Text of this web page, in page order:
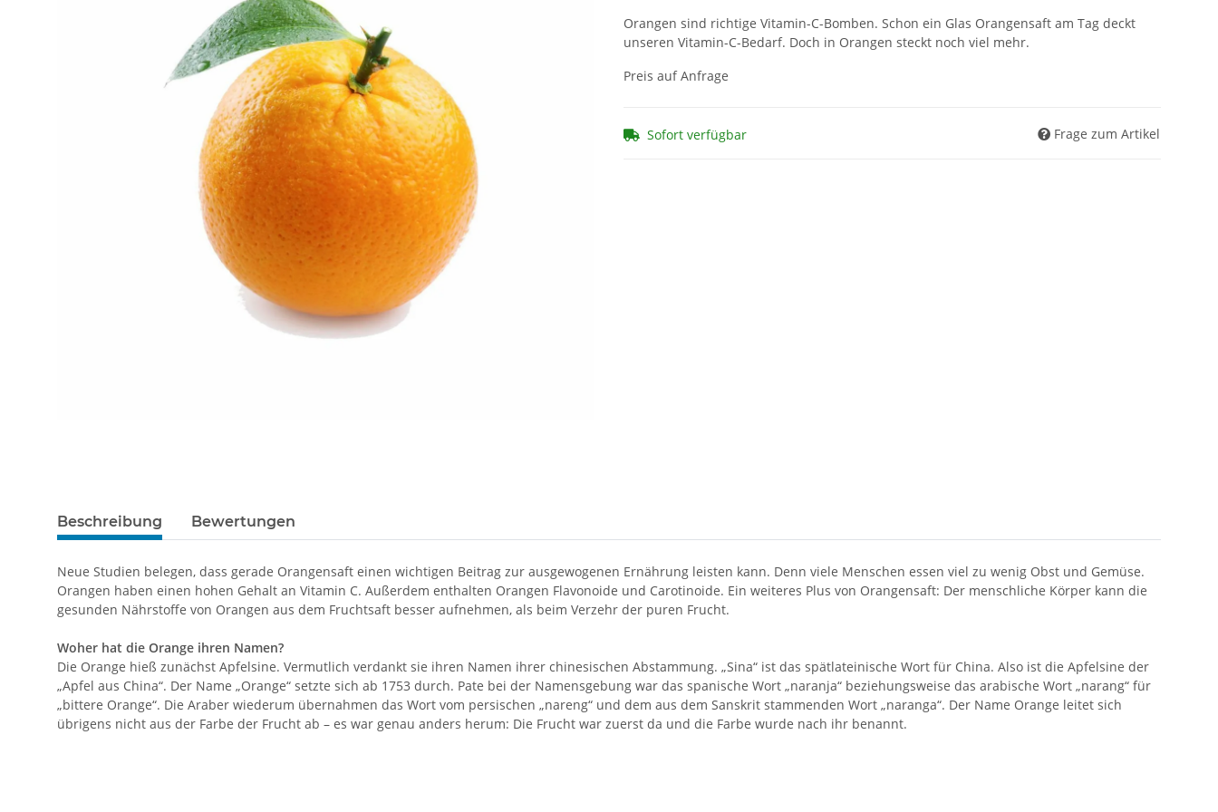
Orangen sind richtige Vitamin-C-Bomben. Schon ein Glas Orangensaft am Tag deckt
unseren Vitamin-C-Bedarf. Doch in Orangen steckt noch viel mehr.
Preis auf Anfrage
Sofort verfügbar Frage zum Artikel
Beschreibung Bewertungen
Neue Studien belegen, dass gerade Orangensaft einen wichtigen Beitrag zur ausgewogenen Ernährung leisten kann. Denn viele Menschen essen viel zu wenig Obst und Gemüse.
Orangen haben einen hohen Gehalt an Vitamin C. Außerdem enthalten Orangen Flavonoide und Carotinoide. Ein weiteres Plus von Orangensaft: Der menschliche Körper kann die
gesunden Nährstoffe von Orangen aus dem Fruchtsaft besser aufnehmen, als beim Verzehr der puren Frucht.
Woher hat die Orange ihren Namen?
Die Orange hieß zunächst Apfelsine. Vermutlich verdankt sie ihren Namen ihrer chinesischen Abstammung. „Sina“ ist das spätlateinische Wort für China. Also ist die Apfelsine der
„Apfel aus China“. Der Name „Orange“ setzte sich ab 1753 durch. Pate bei der Namensgebung war das spanische Wort „naranja“ beziehungsweise das arabische Wort „narang“ für
„bittere Orange“. Die Araber wiederum übernahmen das Wort vom persischen „nareng“ und dem aus dem Sanskrit stammenden Wort „naranga“. Der Name Orange leitet sich
übrigens nicht aus der Farbe der Frucht ab – es war genau anders herum: Die Frucht war zuerst da und die Farbe wurde nach ihr benannt.